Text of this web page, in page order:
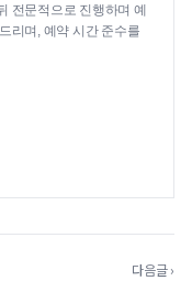
전문적으로 진행하며 예
리며, 예약 시간 준수를
다음글 ›